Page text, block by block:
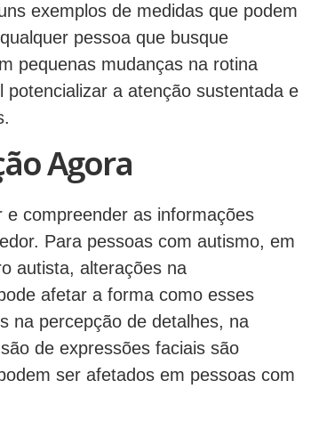
exemplos de medidas que podem
pessoa que busque
pequenas mudanças na rotina
a atenção sustentada e
Agora
compreender as informações
Para pessoas com autismo, em
autista, alterações na
afetar a forma como esses
na percepção de detalhes, na
de expressões faciais são
ser afetados em pessoas com